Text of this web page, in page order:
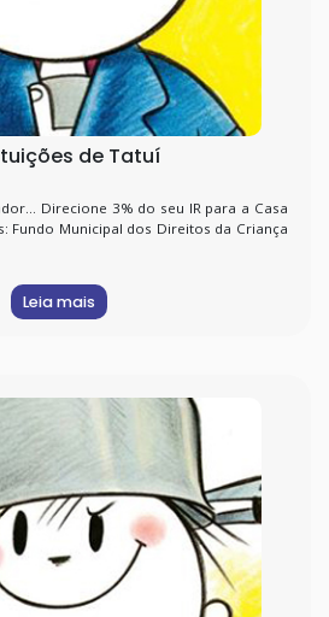
de Tatuí
Direcione 3% do seu IR para a Casa
Fundo Municipal dos Direitos da Criança
Leia mais